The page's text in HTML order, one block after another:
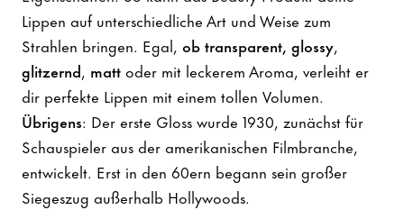
Lippen auf unterschiedliche Art und Weise zum
Strahlen bringen. Egal, ob transparent, glossy,
glitzernd, matt oder mit leckerem Aroma, verleiht er
dir perfekte Lippen mit einem tollen Volumen.
Übrigens: Der erste Gloss wurde 1930, zunächst für
Schauspieler aus der amerikanischen Filmbranche,
entwickelt. Erst in den 60ern begann sein großer
Siegeszug außerhalb Hollywoods.